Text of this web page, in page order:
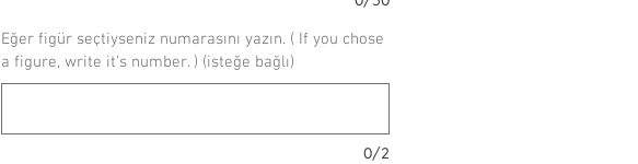
Eğer figür seçtiyseniz numarasını yazın. ( If you chose
a figure, write it's number. ) (isteğe bağlı)
0/2